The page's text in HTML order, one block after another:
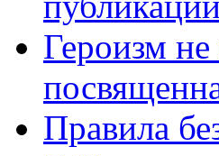
Героизм
Правила